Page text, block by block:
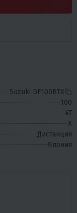
Suzuki DF100BTX
100
4T
X
Дистанция
Япония